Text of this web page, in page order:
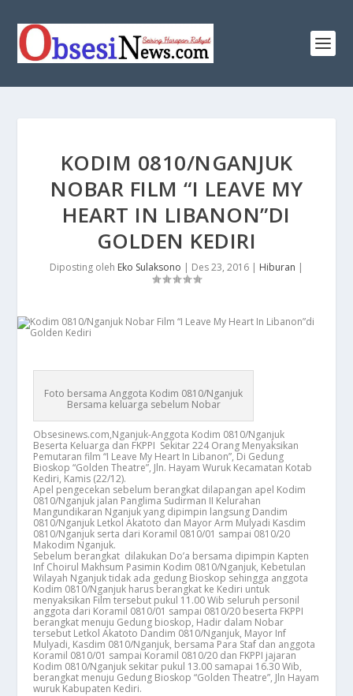
​KODIM 0810/NGANJUK
NOBAR FILM “I LEAVE MY
HEART IN LIBANON”DI
GOLDEN KEDIRI
Diposting oleh Eko Sulaksono | Des 23, 2016 | Hiburan |
Foto bersama Anggota Kodim 0810/Nganjuk
Bersama keluarga sebelum Nobar
Obsesinews.com,Nganjuk-Anggota Kodim 0810/Nganjuk
Beserta Keluarga dan FKPPI Sekitar 224 Orang Menyaksikan
Pemutaran film “I Leave My Heart In Libanon”, Di Gedung
Bioskop “Golden Theatre”, Jln. Hayam Wuruk Kecamatan Kotab
Kediri, Kamis (22/12).
Apel pengecekan sebelum berangkat dilapangan apel Kodim
0810/Nganjuk jalan Panglima Sudirman II Kelurahan
Mangundikaran Nganjuk yang dipimpin langsung Dandim
0810/Nganjuk Letkol Akatoto dan Mayor Arm Mulyadi Kasdim
0810/Nganjuk serta dari Koramil 0810/01 sampai 0810/20
Makodim Nganjuk.
Sebelum berangkat dilakukan Do’a bersama dipimpin Kapten
Inf Choirul Makhsum Pasimin Kodim 0810/Nganjuk, Kebetulan
Wilayah Nganjuk tidak ada gedung Bioskop sehingga anggota
Kodim 0810/Nganjuk harus berangkat ke Kediri untuk
menyaksikan Film tersebut pukul 11.00 Wib seluruh personil
anggota dari Koramil 0810/01 sampai 0810/20 beserta FKPPI
berangkat menuju Gedung bioskop, Hadir dalam Nobar
tersebut Letkol Akatoto Dandim 0810/Nganjuk, Mayor Inf
Mulyadi, Kasdim 0810/Nganjuk, bersama Para Staf dan anggota
Koramil 0810/01 sampai Koramil 0810/20 dan FKPPI jajaran
Kodim 0810/Nganjuk sekitar pukul 13.00 samapai 16.30 Wib,
berangkat menuju Gedung Bioskop “Golden Theatre”, Jln Hayam
wuruk Kabupaten Kediri.